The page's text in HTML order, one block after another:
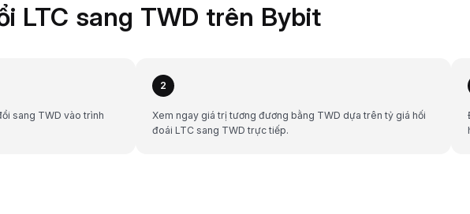
LTC sang TWD trên Bybit
sang TWD vào trình
2
Xem ngay giá trị tương đương bằng TWD dựa trên tỷ giá hối
đoái LTC sang TWD trực tiếp.